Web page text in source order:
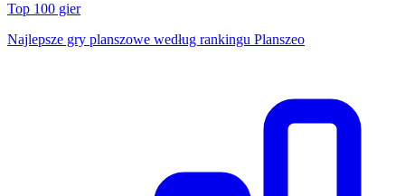
Top 100 gier
Najlepsze gry planszowe według rankingu Planszeo